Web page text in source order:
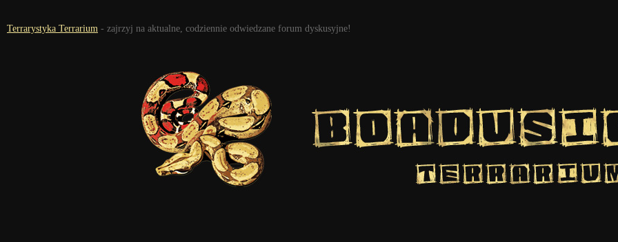
Terrarystyka Terrarium - zajrzyj na aktualne, codziennie odwiedzane forum dyskusyjne!